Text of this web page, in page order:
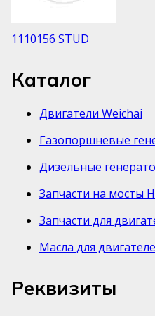
1110156 STUD
Каталог
Двигатели Weichai
Газопоршневые
Дизельные
Запчасти на мосты
Запчасти для
Масла для
Реквизиты